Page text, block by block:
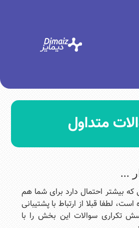
متداول
...
بیشتر احتمال دارد برای شما هم
لطفا قبلا از ارتباط با پشتیبانی
تکراری سوالات این بخش را با